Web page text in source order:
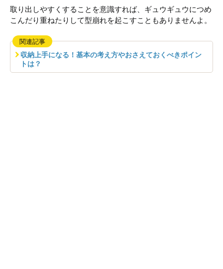
取り出しやすくすることを意識すれば、ギュウギュウにつめ
こんだり重ねたりして型崩れを起こすこともありませんよ。
関連記事
収納上手になる！基本の考え方やおさえておくべきポイン
トは？